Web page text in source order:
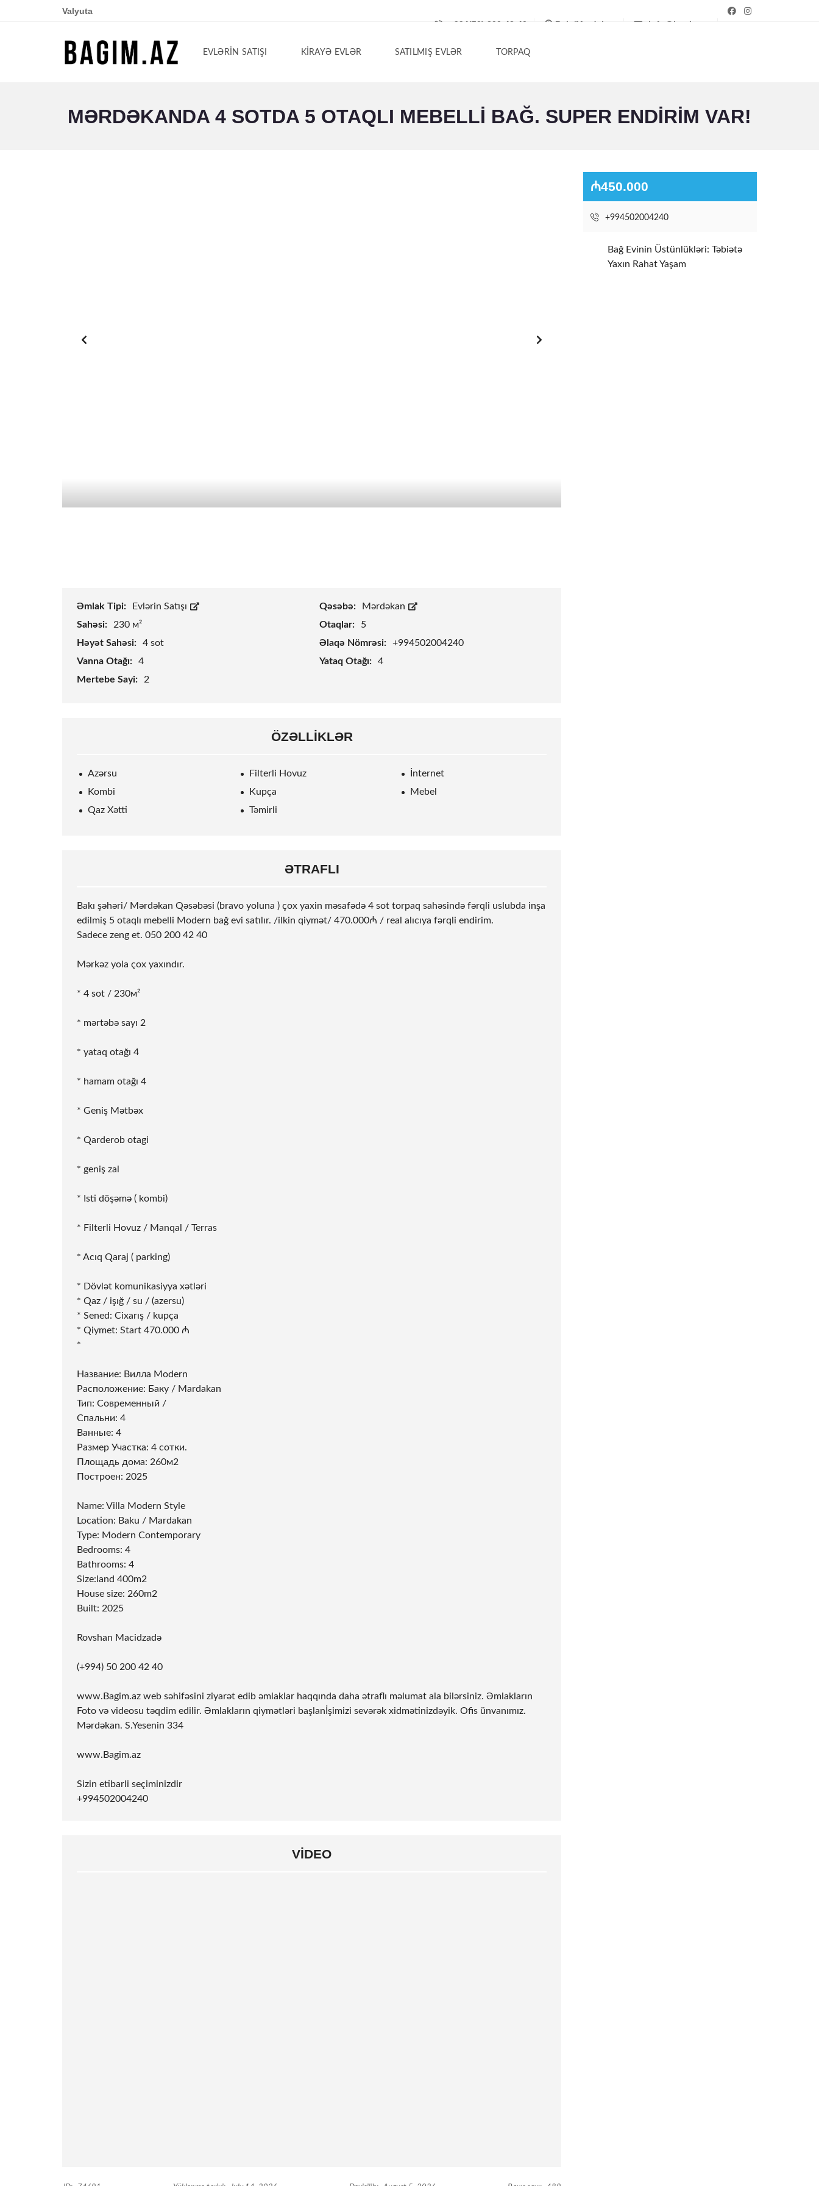
Valyuta
+994(50) 200-42-40
Bakı/Mərdəkan info@bagim.az
EVLƏRIN SATIŞI KIRAYƏ EVLƏR SATILMIŞ EVLƏR TORPAQ
MƏRDƏKANDA 4 SOTDA 5 OTAQLI MEBELLI BAĞ. SUPER ENDIRIM VAR!
Əmlak Tipi: Evlərin Satışı Qəsəbə:
Mərdəkan
Sahəsi:
230 м² Otaqlar:
5
Həyət Sahəsi:
4 sot Əlaqə Nömrəsi:
+994502004240
Vanna Otağı:
4 Yataq Otağı:
4
Mertebe Sayi:
2
ÖZƏLLIKLƏR
Azərsu Filterli Hovuz
İnternet
Kombi
Kupça
Mebel
Qaz Xətti
Təmirli
ƏTRAFLI
Bakı şəhəri/ Mərdəkan Qəsəbəsi (bravo yoluna ) çox yaxin məsafədə 4 sot torpaq sahəsində fərqli uslubda inşa
edilmiş 5 otaqlı mebelli Modern bağ evi satılır. /ilkin qiymət/ 470.000₼ / real alıcıya fərqli endirim.
Sadece zeng et. 050 200 42 40
Mərkəz yola çox yaxındır.
* 4 sot / 230м²
* mərtəbə sayı 2
* yataq otağı 4
* hamam otağı 4
* Geniş Mətbəx
* Qarderob otagi
* geniş zal
* Isti döşəmə ( kombi)
* Filterli Hovuz / Manqal / Terras
* Acıq Qaraj ( parking)
* Dövlət komunikasiyya xətləri
* Qaz / işığ / su / (azersu)
* Sened: Cixarış / kupça
* Qiymet: Start 470.000 ₼
*
Название: Вилла Modern
Расположение: Баку / Mardakan
Тип: Современный /
Спальни: 4
Ванные: 4
Размер Участка: 4 сотки.
Площадь дома: 260м2
Построен: 2025
Name: Villa Modern Style
Location: Baku / Mardakan
Type: Modern Contemporary
Bedrooms: 4
Bathrooms: 4
Size:land 400m2
House size: 260m2
Built: 2025
Rovshan Macidzadə
(+994) 50 200 42 40
www.Bagim.az web səhifəsini ziyarət edib əmlaklar haqqında daha ətraflı məlumat ala bilərsiniz. Əmlakların
Foto və videosu təqdim edilir. Əmlakların qiymətləri başlanİşimizi sevərək xidmətinizdəyik. Ofis ünvanımız.
Mərdəkan. S.Yesenin 334
www.Bagim.az
Sizin etibarli seçiminizdir
+994502004240
VIDEO
₼450.000
+994502004240
Bağ Evinin Üstünlükləri: Təbiətə
Yaxın Rahat Yaşam